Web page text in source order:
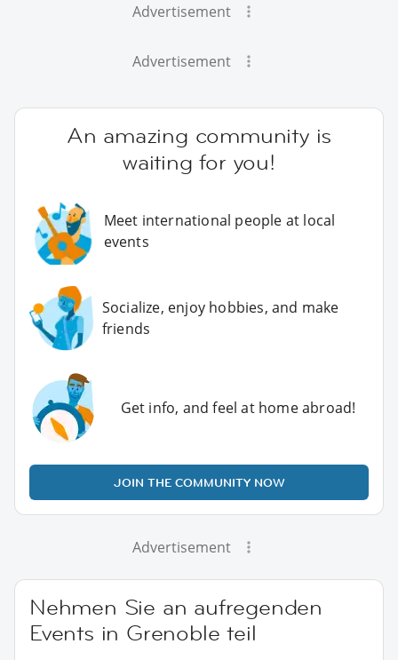
Advertisement
Advertisement
An amazing community is
waiting for you!
Meet international people at local
events
Socialize, enjoy hobbies, and make
friends
Get info, and feel at home abroad!
JOIN THE COMMUNITY NOW
Advertisement
Nehmen Sie an aufregenden
Events in Grenoble teil